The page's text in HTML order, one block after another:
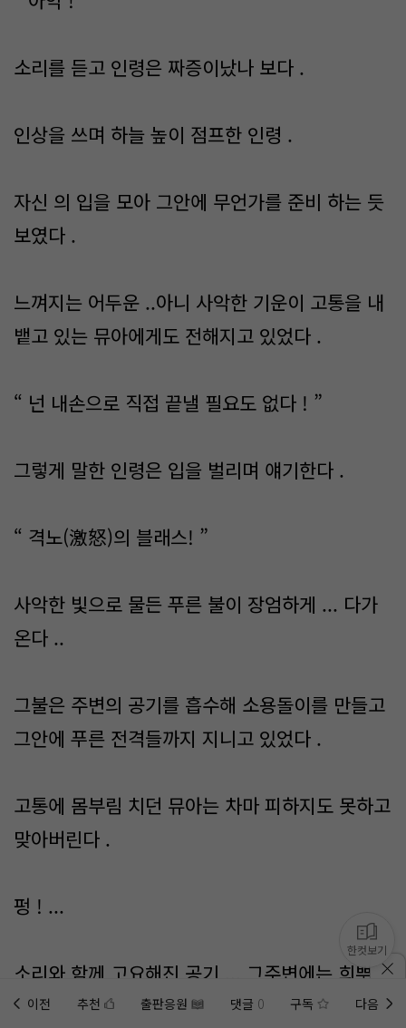
소리를 듣고 인령은 짜증이났나 보다 .
인상을 쓰며 하늘 높이 점프한 인령 .
자신 의 입을 모아 그안에 무언가를 준비 하는 듯
보였다 .
느껴지는 어두운 ..아니 사악한 기운이 고통을 내
뱉고 있는 뮤아에게도 전해지고 있었다 .
“ 넌 내손으로 직접 끝낼 필요도 없다 ! ”
그렇게 말한 인령은 입을 벌리며 얘기한다 .
“ 격노(激怒)의 블래스! ”
사악한 빛으로 물든 푸른 불이 장엄하게 ... 다가
온다 ..
그불은 주변의 공기를 흡수해 소용돌이를 만들고
그안에 푸른 전격들까지 지니고 있었다 .
고통에 몸부림 치던 뮤아는 차마 피하지도 못하고
맞아버린다 .
펑 ! ...
소리와 함께 고요해진 공기 ... 그주변에는 희뿌연
연기의 잔해들이 자욱히 피어올랐다.
이전 추천 출판응원 댓글 0 구독 다음
한컷보기
홈에미노벨 웹추가하기 미노벨 앱설치하기